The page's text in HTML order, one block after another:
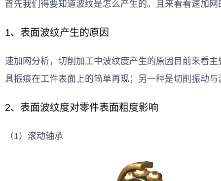
首先我们得要知道波纹是怎么产生的。且来看看速加网
1、表面波纹产生的原因
速加网分析，切削加工中波纹度产生的原因目前来看
具振痕在工件表面上的简单再现；另一种是切削振动
2、表面波纹度对零件表面粗度影响
（1）滚动轴承